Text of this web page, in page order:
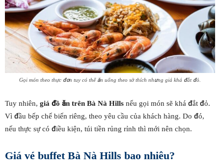
Gọi món theo thực đơn tuy có thể ăn uống theo sở thích nhưng giá khá đắt đỏ.
Tuy nhiên, giá đồ ăn trên Bà Nà Hills nếu gọi món sẽ khá đắt đỏ.
Vì đầu bếp chế biến riêng, theo yêu cầu của khách hàng. Do đó,
nếu thực sự có điều kiện, túi tiền rủng rỉnh thì mới nên chọn.
Giá vé buffet Bà Nà Hills bao nhiêu?